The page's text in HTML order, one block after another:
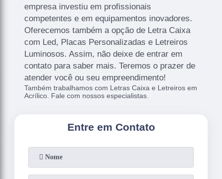
empresa investiu em profissionais
competentes e em equipamentos inovadores.
Oferecemos também a opção de Letra Caixa
com Led, Placas Personalizadas e Letreiros
Luminosos. Assim, não deixe de entrar em
contato para saber mais. Teremos o prazer de
atender você ou seu empreendimento!
Também trabalhamos com Letras Caixa e Letreiros em
Acrílico. Fale com nossos especialistas.
Entre em Contato